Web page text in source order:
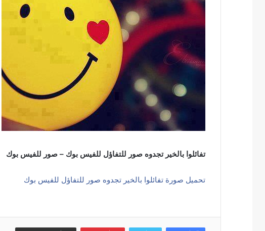
تفائلوا بالخير تجدوه صور للتفاؤل للفيس بوك – صور للفيس بوك
تحميل صورة تفائلوا بالخير تجدوه صور للتفاؤل للفيس بوك